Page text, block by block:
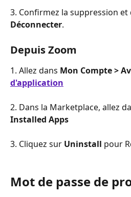
3. Confirmez la suppression et
Déconnecter.
Depuis Zoom
1. Allez dans Mon Compte >
d'application
2. Dans la Marketplace, allez
Installed Apps
3. Cliquez sur Uninstall pour
Mot de passe de